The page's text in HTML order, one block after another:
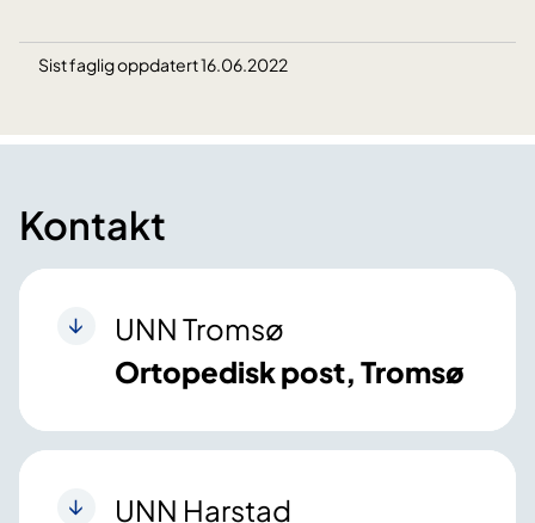
Sist faglig oppdatert 16.06.2022
Kontakt
UNN Tromsø
Ortopedisk post, Tromsø
UNN Harstad